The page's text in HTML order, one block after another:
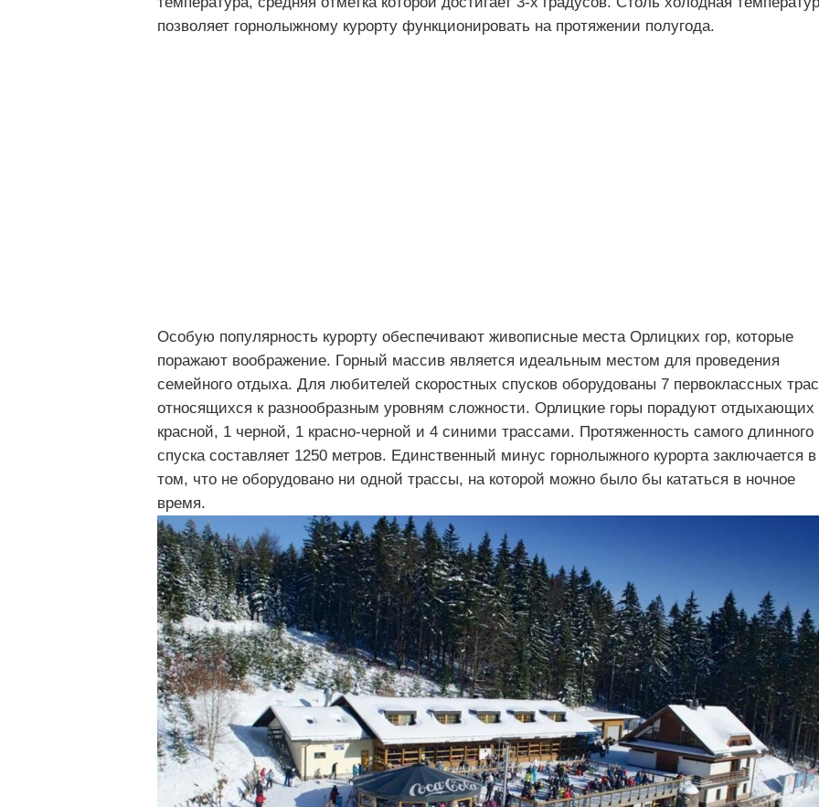
позволяет горнолыжному курорту функционировать на протяжении полугода.
Особую популярность курорту обеспечивают живописные места Орлицких гор, которые
поражают воображение. Горный массив является идеальным местом для проведения
семейного отдыха. Для любителей скоростных спусков оборудованы 7 первоклассных
относящихся к разнообразным уровням сложности. Орлицкие горы порадуют отдыхающих
красной, 1 черной, 1 красно-черной и 4 синими трассами. Протяженность самого длинного
спуска составляет 1250 метров. Единственный минус горнолыжного курорта заключается в
том, что не оборудовано ни одной трассы, на которой можно было бы кататься в ночное
время.